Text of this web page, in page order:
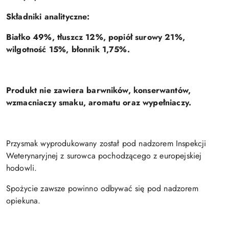
Składniki analityczne:
Białko 49%, tłuszcz 12%, popiół surowy 21%,
wilgotność 15%, błonnik 1,75%.
Produkt nie zawiera barwników, konserwantów,
wzmacniaczy smaku, aromatu oraz wypełniaczy.
Przysmak wyprodukowany został pod nadzorem Inspekcji
Weterynaryjnej z surowca pochodzącego z europejskiej
hodowli.
Spożycie zawsze powinno odbywać się pod nadzorem
opiekuna.